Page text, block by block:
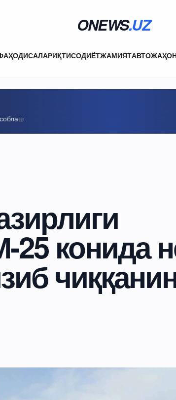
ONEWS.UZ
ҲОДИСАЛАРИҚТИСОДИЁТЖАМИЯТАВТО
25 конида